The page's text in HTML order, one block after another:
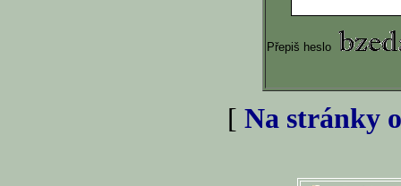
Přepiš heslo
[ Na stránky